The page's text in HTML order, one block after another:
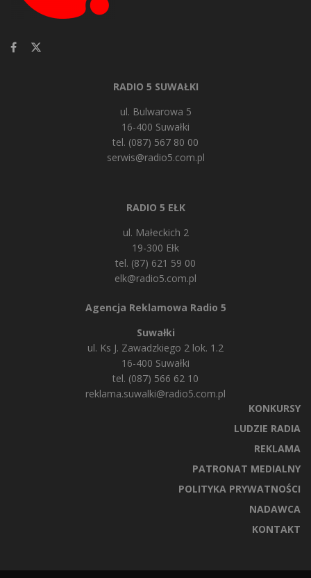
RADIO 5 SUWAŁKI
ul. Bulwarowa 5
16-400 Suwałki
tel. (087) 567 80 00
serwis@radio5.com.pl
RADIO 5 EŁK
ul. Małeckich 2
19-300 Ełk
tel. (87) 621 59 00
elk@radio5.com.pl
Agencja Reklamowa Radio 5
Suwałki
ul. Ks J. Zawadzkiego 2 lok. 1.2
16-400 Suwałki
tel. (087) 566 62 10
reklama.suwalki@radio5.com.pl
KONKURSY
LUDZIE RADIA
REKLAMA
PATRONAT MEDIALNY
POLITYKA PRYWATNOŚCI
NADAWCA
KONTAKT